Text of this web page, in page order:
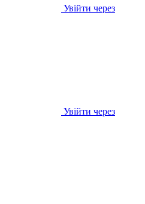
Увійти через
Увійти через